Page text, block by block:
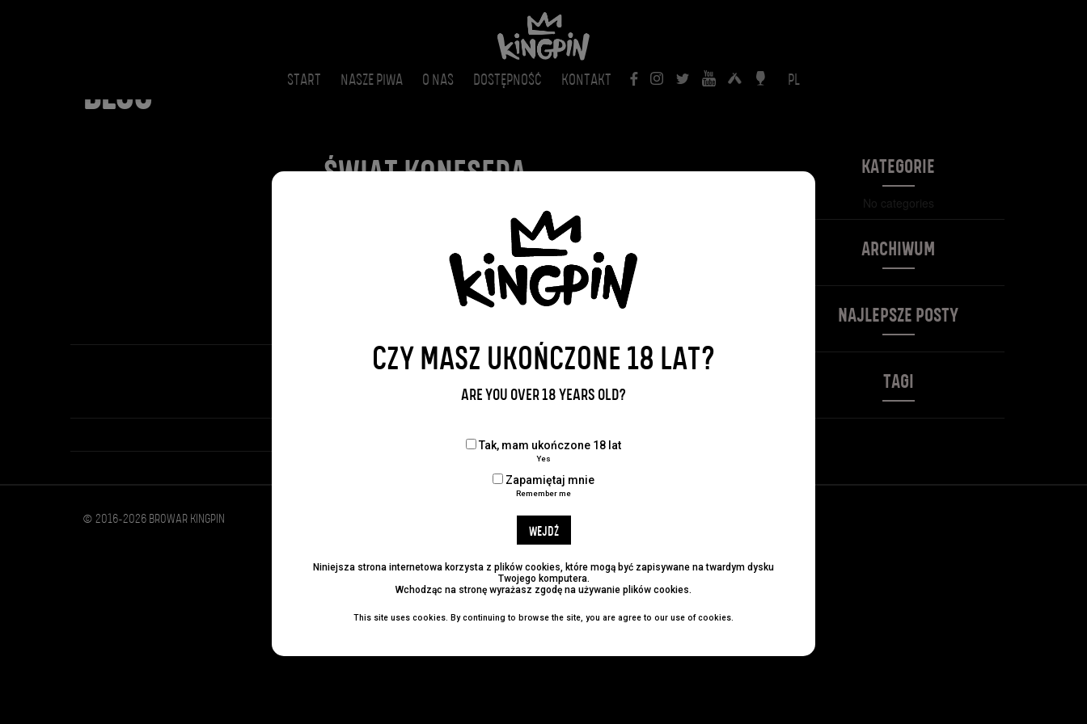
START NASZE PIWA O NAS DOSTĘPNOŚĆ KONTAKT PL
BLOG
ŚWIAT KONESERA
Udostępnij:
KATEGORIE
No categories
ARCHIWUM
NAJLEPSZE POSTY
TAGI
© 2016-2026 BROWAR KINGPIN
CZY MASZ UKOŃCZONE 18 LAT?
ARE YOU OVER 18 YEARS OLD?
Tak, mam ukończone 18 lat
Yes
Zapamiętaj mnie
Remember me
WEJDŹ
Niniejsza strona internetowa korzysta z plików cookies, które mogą być zapisywane na twardym dysku
Twojego komputera.
Wchodząc na stronę wyrażasz zgodę na używanie plików cookies.
This site uses cookies. By continuing to browse the site, you are agree to our use of cookies.